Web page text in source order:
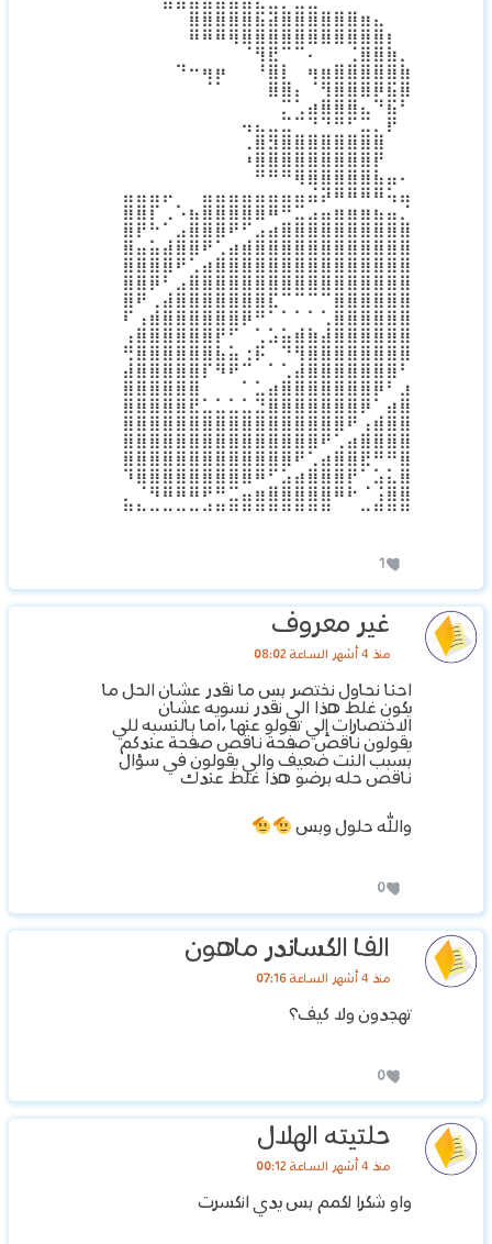
⠛⠛⣿⣿⣿⣿⣿⡷⢶⣦⣶⣶⣤⣤⣤⣀⠀⠀⠀
⠀⠀⠀⣿⣿⣿⣿⣿⣿⣿⣿⣿⣿⣿⣿⣿⣿⣷⡀⠀
⠀⠀⠀⠉⠉⠉⠙⠻⣿⣿⠿⠿⠛⠛⠛⠻⣿⣿⣇⠀
⠀⠀⢤⣀⣀⣀⠀⠀⢸⣷⡄⠀⣁⣀⣤⣴⣿⣿⣿⣆
⠀⠀⠀⠀⠹⠏⠀⠀⠀⣿⣧⠀⠹⣿⣿⣿⣿⣿⡿⣿
⠀⠀⠀⠀⠀⠀⠀⠀⠀⠛⠿⠇⢀⣼⣿⣿⠛⢯⡿⡟
⠀⠀⠀⠀⠀⠀⠀⠀⠀⠀⠦⠴⢿⢿⣿⡿⠷⠀⣿⠀
⠀⠀⠀⠀⠀⠀⠀⠙⣷⣶⣶⣤⣤⣤⣤⣤⣶⣦⠃⠀
⠀⠀⠀⠀⠀⠀⠀⢐⣿⣾⣿⣿⣿⣿⣿⣿⣿⣿⠀⠀
⠀⠀⠀⠀⠀⠀⠀⠈⣿⣿⣿⣿⣿⣿⣿⣿⣿⡇⠀⠀
⠀⠀⠀⠀⠀⠀⠀⠀⠀⠙⠻⢿⣿⣿⣿⣿⠟⠁
⁣⣿⣿⡿⠋⠄⡀⣿⣿⣿⣿⣿⣿⣿⠿⠛⠋⣉⣉⣉⡉⠙⠻
⣿⣿⣇⠔⠈⣿⣿⣿⣿⡿⠛⢉⣤⣶⣾⣿⣿⣿⣿⣿⣿⣦
⣿⠃⠄⢠⣾⣿⣿⠟⢁⣠⣾⣿⣿⣿⣿⣿⣿⣿⣿⣿⣿⣿
⣿⣿⣿⣿⣿⠟⢁⣴⣿⣿⣿⣿⣿⣿⣿⣿⣿⣿⣿⣿⣿⣿
⣿⣿⣿⡟⠁⣴⣿⣿⣿⣿⣿⣿⣿⣿⣿⣿⣿⣿⣿⣿⣿⣿
⣿⣿⠋⢠⣾⣿⣿⣿⣿⣿⣿⡿⠿⠿⠿⠿⣿⣿⣿⣿⣿⣿
⡿⠁⣰⣿⣿⣿⣿⣿⣿⣿⣿⠗⠄⠄⠄⠄⣿⣿⣿⣿⣿⣿
⠁⣼⣿⣿⣿⣿⣿⣿⡿⠋⠄⠄⠄⣠⣄⢰⣿⣿⣿⣿⣿⣿
⣼⣿⣿⣿⣿⣿⣿⡇⠄⢀⡴⠚⢿⣿⣿⣿⣿⣿⣿⣿⣿⣿
⢰⣿⣿⣿⣿⣿⡿⣿⣿⠴⠋⠄⠄⢸⣿⣿⣿⣿⣿⣿⣿⡟
⣿⣿⣿⣿⣿⣿⠃⠈⠁⠄⠄⢀⣴⣿⣿⣿⣿⣿⣿⣿⡟⢀
⣿⣿⣿⣿⣿⣿⠄⠄⠄⠄⢶⣿⣿⣿⣿⣿⣿⣿⣿⠏⢀⣾
⣿⣿⣿⣿⣿⣷⣶⣶⣶⣶⣶⣿⣿⣿⣿⣿⣿⣿⠋⣠⣿⣿
⣿⣿⣿⣿⣿⣿⣿⣿⣿⣿⣿⣿⣿⣿⣿⣿⠟⢁⣼⣿⣿⣿
⣿⣿⣿⣿⣿⣿⣿⣿⣿⣿⣿⣿⣿⣿⠟⢁⣴⣿⣿⣿⣿⣿
⢿⣿⣿⣿⣿⣿⣿⣿⣿⣿⣿⡿⠟⢁⣴⣿⣿⣿⠗⠄⠄⣿
⠈⠻⣿⣿⣿⣿⣿⣿⠿⠛⣉⣤⣾⣿⣿⣿⣿⣇⠠⠺⣷⣿
⣦⣄⣈⣉⣉⣉⣡⣤⣶⣿⣿⣿⣿⣿⣿⣿⠉⠁⣀⣼⣿⣿
1
غير معروف
منذ 4 أشهر الساعة 08:02
احنا نحاول نختصر بس ما نقدر عشان الحل ما
يكون غلط هذا الي نقدر نسويه عشان
الاختصارات إلي تقولو عنها ،اما بالنسبه للي
يقولون ناقص صفحة ناقص صفحة عندكم
بسبب النت ضعيف والي يقولون في سؤال
ناقص حله برضو هذا غلط عندك
والله حلول وبس
0
الفا الكساندر ماهون
منذ 4 أشهر الساعة 07:16
تهجدون ولا كيف؟
0
حلتيته الهلال
منذ 4 أشهر الساعة 00:12
واو شكرا لكمم بس يدي انكسرت